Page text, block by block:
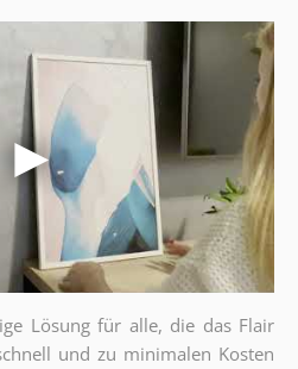
Lösung für alle, die das Flair
und zu minimalen Kosten